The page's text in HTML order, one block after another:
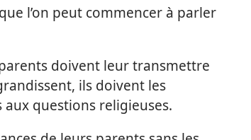
l’on peut commencer à parler
doivent leur transmettre
ils doivent les
questions religieuses.